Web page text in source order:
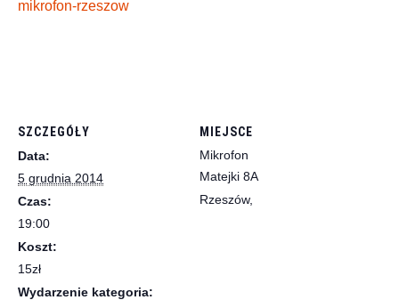
SZCZEGÓŁY
Data:
5 grudnia 2014
Czas:
19:00
Koszt:
15zł
Wydarzenie kategoria:
MIEJSCE
Mikrofon
Matejki 8A
Rzeszów,